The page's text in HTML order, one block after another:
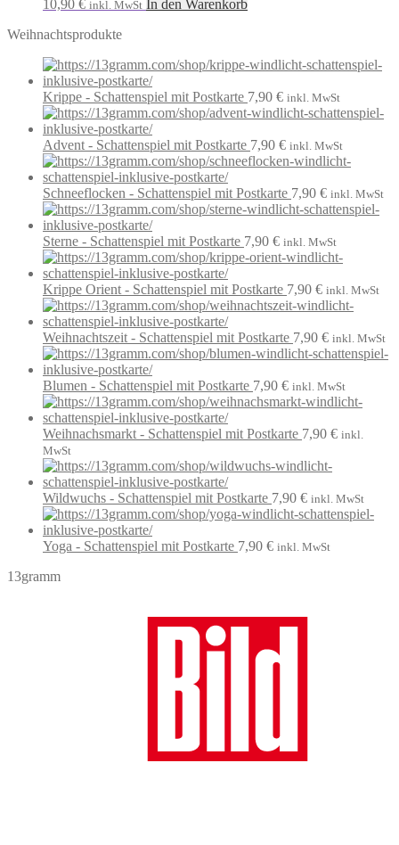
10,90 € inkl. MwSt In den Warenkorb
Weihnachtsprodukte
Krippe - Schattenspiel mit Postkarte 7,90 € inkl. MwSt
Advent - Schattenspiel mit Postkarte 7,90 € inkl. MwSt
Schneeflocken - Schattenspiel mit Postkarte 7,90 € inkl. MwSt
Sterne - Schattenspiel mit Postkarte 7,90 € inkl. MwSt
Krippe Orient - Schattenspiel mit Postkarte 7,90 € inkl. MwSt
Weihnachtszeit - Schattenspiel mit Postkarte 7,90 € inkl. MwSt
Blumen - Schattenspiel mit Postkarte 7,90 € inkl. MwSt
Weihnachsmarkt - Schattenspiel mit Postkarte 7,90 € inkl.
MwSt
Wildwuchs - Schattenspiel mit Postkarte 7,90 € inkl. MwSt
Yoga - Schattenspiel mit Postkarte 7,90 € inkl. MwSt
13gramm